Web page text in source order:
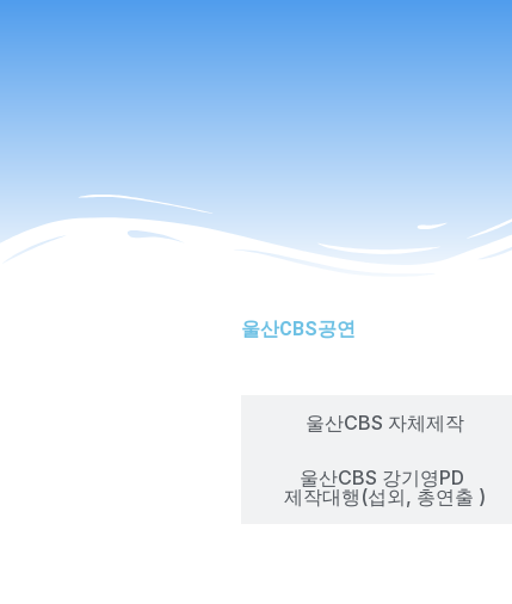
울산CBS공연
울산CBS 자체제작
울산CBS 강기영PD
제작대행(섭외, 총연출 )